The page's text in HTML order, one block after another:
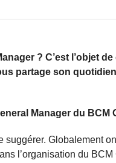
? C’est l’objet
partage son
Manager du BCM
suggérer. Globalement
l’organisation du